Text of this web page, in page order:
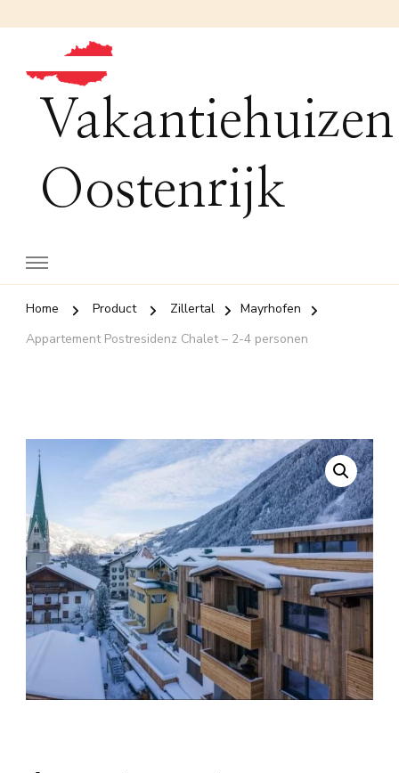
Vakantiehuizen
Oostenrijk
Home Product Zillertal
Mayrhofen
Appartement Postresidenz Chalet – 2-4 personen